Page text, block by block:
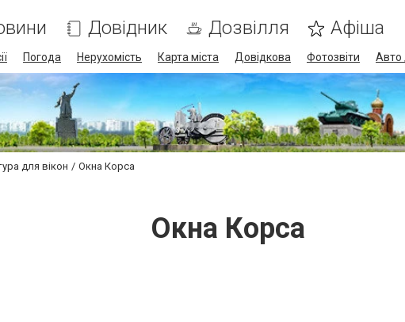
Довідник Дозвілля Афіша
Погода Нерухомість Карта міста Довідкова Фотозвіти Авто
для вікон Окна Корса
Окна Корса